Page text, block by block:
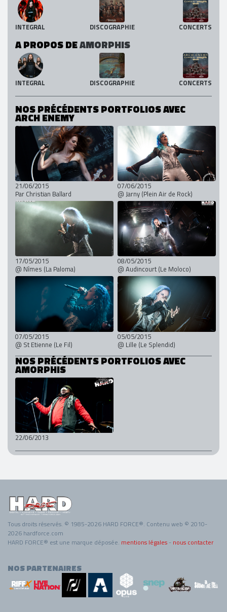
INTEGRAL DISCOGRAPHIE CONCERTS
A PROPOS DEAMORPHIS
INTEGRAL DISCOGRAPHIE CONCERTS
NOS PRÉCÉDENTS PORTFOLIOS AVEC
ARCH ENEMY
21/06/2015
Par Christian Ballard
07/06/2015
@ Jarny (Plein Air de Rock)
17/05/2015
@ Nîmes (La Paloma)
08/05/2015
@ Audincourt (Le Moloco)
07/05/2015
@ St Etienne (Le Fil)
05/05/2015
@ Lille (Le Splendid)
NOS PRÉCÉDENTS PORTFOLIOS AVEC
AMORPHIS
22/06/2013
Tous droits réservés. © 1985-2026 HARD FORCE®. Contenu web © 2010-
2026 hardforce.com
HARD FORCE® est une marque déposée. mentions légales - nous contacter
NOS PARTENAIRES